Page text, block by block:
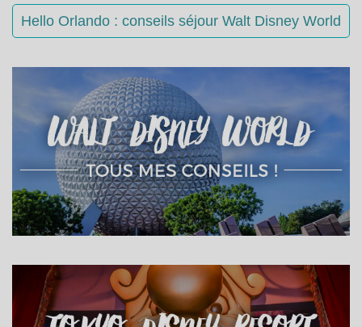
Hello Orlando : conseils séjour Walt Disney World